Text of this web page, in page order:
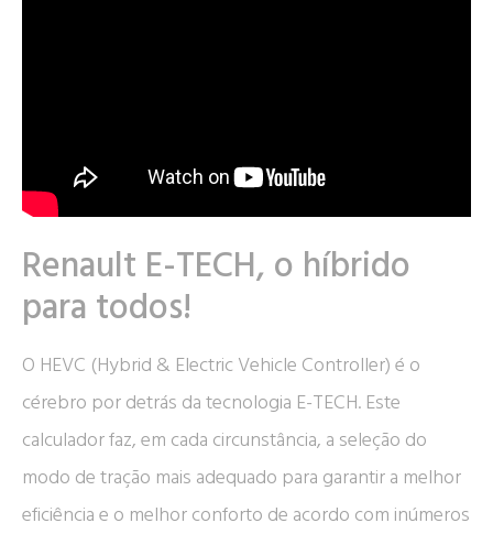
Renault E-TECH, o híbrido
para todos!
O HEVC (Hybrid & Electric Vehicle Controller) é o
cérebro por detrás da tecnologia E-TECH. Este
calculador faz, em cada circunstância, a seleção do
modo de tração mais adequado para garantir a melhor
eficiência e o melhor conforto de acordo com inúmeros